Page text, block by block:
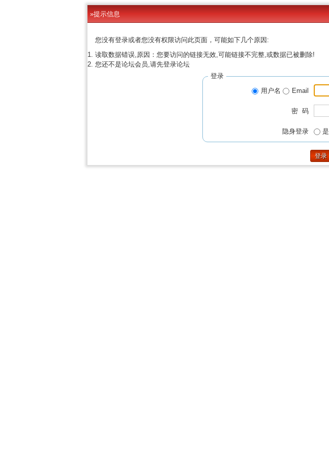
»提示信息
您没有登录或者您没有权限访问此页面，可能如下几个原因:
读取数据错误,原因：您要访问的链接无效,可能链接不完整,或数据已被删除!
您还不是论坛会员,请先登录论坛
登录
用户名
Email
密 码
隐身登录 是